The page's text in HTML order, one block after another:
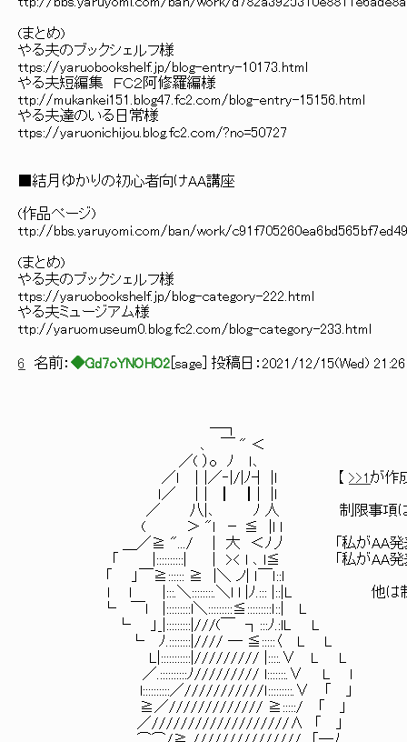
(まとめ)
やる夫のブックシェルフ様
ttps://yaruobookshelf.jp/blog-entry-10173.html
やる夫短編集 ＦＣ２阿修羅編様
ttp://mukankei151.blog47.fc2.com/blog-entry-15156.html
やる夫達のいる日常様
ttps://yaruonichijou.blog.fc2.com/?no=50727
■結月ゆかりの初心者向けAA講座
(作品ページ)
ttp://bbs.yaruyomi.com/ban/work/
(まとめ)
やる夫のブックシェルフ様
ttps://yaruobookshelf.jp/blog-category-222.html
やる夫ミュージアム様
ttp://yaruomuseum0.blog.fc2.com/blog-category-233.html
6 名前： ◆Gd7oYNOHO2 sage ] 投稿日： 2021/12/15(Wed)
―┐
､ ￣ " ＜
／( ）o ﾉ ｌ､
／ｌ ｜|／‐|/|ﾉ┤ |l 【 >>1 が作
ｌ／ |｜ ┃ ┃| |l
／ 八|､ ﾉ 人 制限事項は以下の
( ＞ "l － ≦ |l l
＿／≧ ".../ | 大 ＜ﾉ丿 「私がAA発表スレに投下
「 |::::::::::| ｜ >< l ､ l≦ 「私がAA発表スレに投下
「 」￣≧:::::: ≧ |＼ ノ| ｌ￣ｌ::l
l ｌ |:::.＼::::::::.＼l l |ﾉ.::: |::|L 他は制限
└ ￣l |:::::::::l＼:::::::::≦:::::::::ｌ::| L
└ 」_|:::::::::|///(￣ ┐:::ﾉ.:lL L
└ ﾉ.::::::::|//// ― ≦:::::〈 L L
L|:::::::::::|///////// |::::.∨ L L
／.::::::::::ﾉ///////// l:::::::.∨ L l
l::::::::::／///////////ｌ:::::::::.∨ 「 」
≧／///////////// ≧:::::/ 「 」
／///////////////////∧ 「 」